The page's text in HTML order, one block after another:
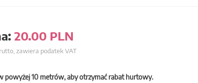
20.00 PLN
zawiera podatek VAT
powyżej 10 metrów, aby otrzymać rabat hurtowy.